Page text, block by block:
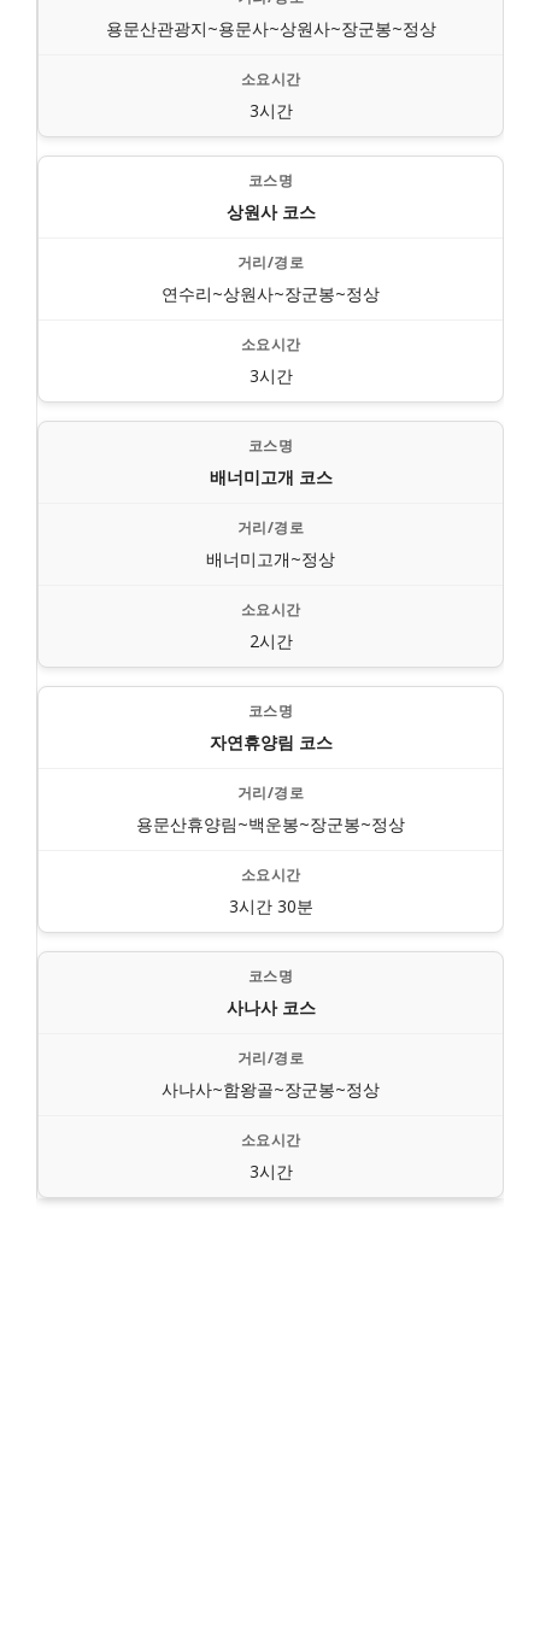
용문산관광지~용문사~상원사~장군봉~정상
3시간
상원사 코스
연수리~상원사~장군봉~정상
3시간
배너미고개 코스
배너미고개~정상
2시간
자연휴양림 코스
용문산휴양림~백운봉~장군봉~정상
3시간 30분
사나사 코스
사나사~함왕골~장군봉~정상
3시간